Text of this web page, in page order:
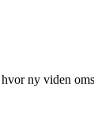
ny viden